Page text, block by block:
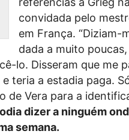
convidada pelo
em França. “Diziam-
dada a muito
lo. Disseram que me
teria a estadia paga.
de Vera para a
dizer a ninguém
semana.